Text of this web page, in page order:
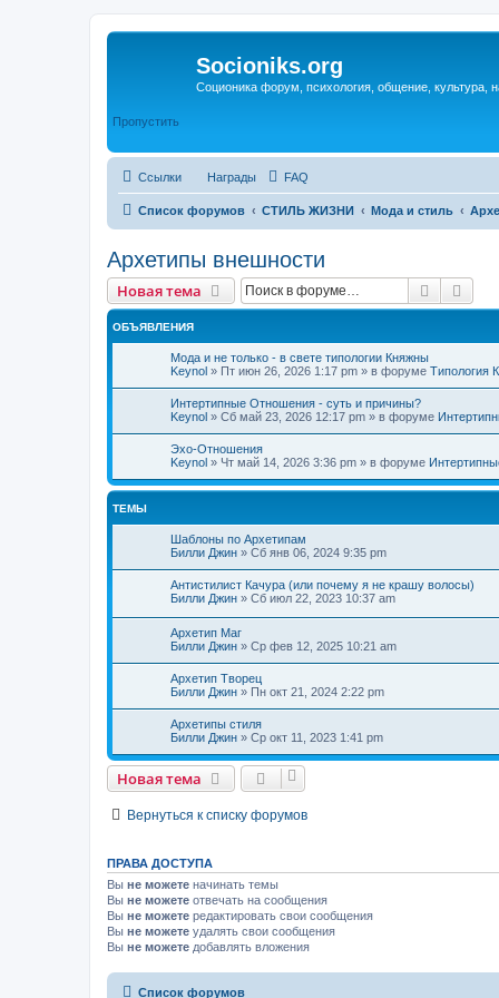
Socioniks.org
Соционика форум, психология, общение, культура,
Пропустить
Ссылки Награды FAQ
Список форумов СТИЛЬ ЖИЗНИ Мода и стиль
Архетипы внешности
Новая тема Поиск
ОБЪЯВЛЕНИЯ
Мода и не только - в свете типологии Княжны
Keynol » Пт июн 26, 2026 1:17 pm » в форуме Типология
Интертипные Отношения - суть и причины?
Keynol » Сб май 23, 2026 12:17 pm » в форуме
Эхо-Отношения
Keynol » Чт май 14, 2026 3:36 pm » в форуме
ТЕМЫ
Шаблоны по Архетипам
Билли Джин » Сб янв 06, 2024 9:35 pm
Антистилист Качура (или почему я не крашу волосы)
Билли Джин » Сб июл 22, 2023 10:37 am
Архетип Маг
Билли Джин » Ср фев 12, 2025 10:21 am
Архетип Творец
Билли Джин » Пн окт 21, 2024 2:22 pm
Архетипы стиля
Билли Джин » Ср окт 11, 2023 1:41 pm
Новая тема
Вернуться к списку форумов
ПРАВА ДОСТУПА
Вы не можете начинать темы
Вы не можете отвечать на сообщения
Вы не можете редактировать свои сообщения
Вы не можете удалять свои сообщения
Вы не можете добавлять вложения
Список форумов